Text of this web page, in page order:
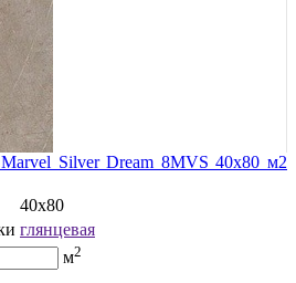
Silver Dream 8MVS 40x80 м2
40х80
глянцевая
м2